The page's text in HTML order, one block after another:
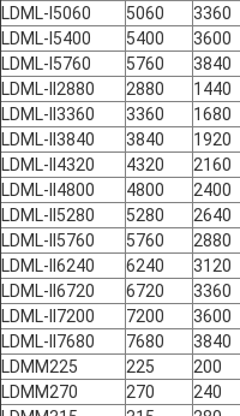
LDML-I5060
5060 3360
LDML-I5400
5400 3600
LDML-I5760
5760 3840
LDML-II2880
2880 1440
LDML-II3360
3360 1680
LDML-II3840
3840 1920
LDML-II4320
4320 2160
LDML-II4800
4800 2400
LDML-II5280
5280 2640
LDML-II5760
5760 2880
LDML-II6240
6240 3120
LDML-II6720
6720 3360
LDML-II7200
7200 3600
LDML-II7680
7680 3840
LDMM225
225 200
LDMM270 270 240